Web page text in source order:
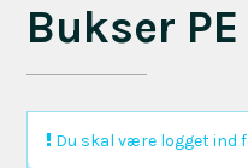
Bukser PE
Du skal være logget ind